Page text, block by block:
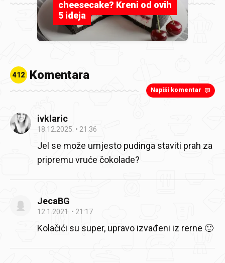
cheesecake? Kreni od ovih
5 ideja
412 Komentara
Napiši komentar
ivklaric
18.12.2025. 21:36
Jel se može umjesto pudinga staviti prah za
pripremu vruće čokolade?
JecaBG
12.1.2021. 21:17
Kolačići su super, upravo izvađeni iz rerne 🙂